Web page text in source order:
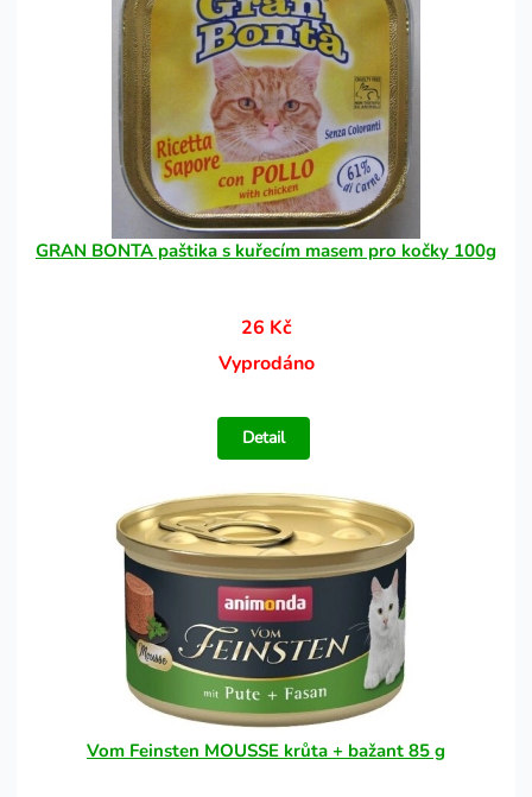
GRAN BONTA paštika s kuřecím masem pro kočky 100g
26 Kč
Vyprodáno
Detail
Vom Feinsten MOUSSE krůta + bažant 85 g